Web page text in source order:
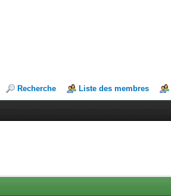
Recherche Liste des membres